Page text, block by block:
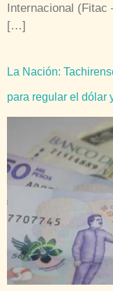
Internacional (Fitac
[…]
La Nación:
para regular el dólar